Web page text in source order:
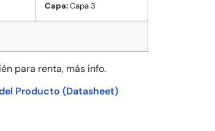
Capa:Capa 3
para renta, más info.
Producto(Datasheet)